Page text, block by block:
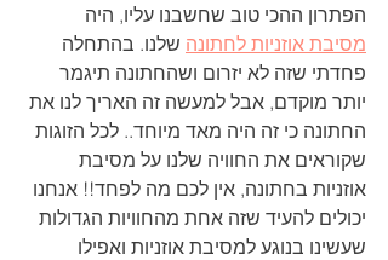
הפתרון ההכי טוב שחשבנו עליו, היה
מסיבת אוזניות לחתונה שלנו. בהתחלה
פחדתי שזה לא יזרום ושהחתונה תיגמר
יותר מוקדם, אבל למעשה זה האריך לנו את
החתונה כי זה היה מאד מיוחד.. לכל הזוגות
שקוראים את החוויה שלנו על מסיבת
אוזניות בחתונה, אין לכם מה לפחד!! אנחנו
יכולים להעיד שזה אחת מהחוויות הגדולות
שעשינו בנוגע למסיבת אוזניות ואפילו